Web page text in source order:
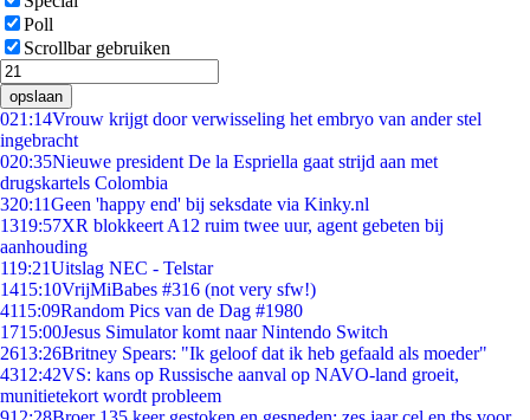
Poll
Scrollbar gebruiken
opslaan
021:14Vrouw krijgt door verwisseling het embryo van ander stel
ingebracht
020:35Nieuwe president De la Espriella gaat strijd aan met
drugskartels Colombia
320:11Geen 'happy end' bij seksdate via Kinky.nl
1319:57XR blokkeert A12 ruim twee uur, agent gebeten bij
aanhouding
119:21Uitslag NEC - Telstar
1415:10VrijMiBabes #316 (not very sfw!)
4115:09Random Pics van de Dag #1980
1715:00Jesus Simulator komt naar Nintendo Switch
2613:26Britney Spears: "Ik geloof dat ik heb gefaald als moeder"
4312:42VS: kans op Russische aanval op NAVO-land groeit,
munitietekort wordt probleem